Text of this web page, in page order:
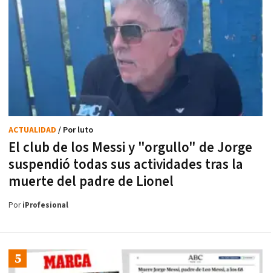
El club de los Messi y "orgullo" de Jorge
suspendió todas sus actividades tras la
muerte del padre de Lionel
ACTUALIDAD / Por luto
PoriProfesional